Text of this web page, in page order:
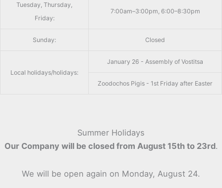
Tuesday, Thursday,
Friday:
7:00am–3:00pm, 6:00–8:30pm
Sunday: Closed
Local holidays/holidays:
January 26 - Assembly of Vostitsa
Zoodochos Pigis - 1st Friday after Easter
Summer Holidays
Our Company will be closed from August 15th to 23rd.
We will be open again on Monday, August 24.